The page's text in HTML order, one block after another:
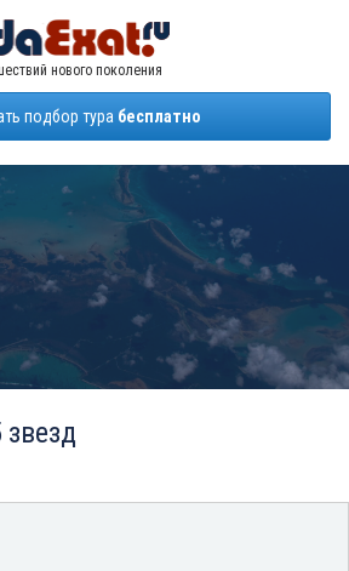
нового поколения
подбор тура бесплатно